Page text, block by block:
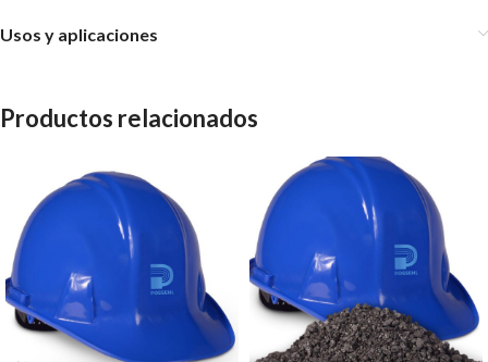
Usos y aplicaciones
Productos relacionados